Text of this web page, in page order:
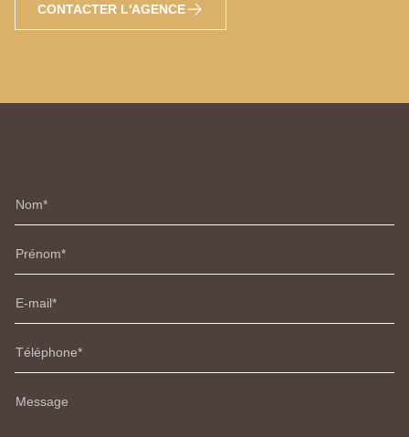
CONTACTER L'AGENCE
Nom
Prénom
E-mail
Téléphone
Message